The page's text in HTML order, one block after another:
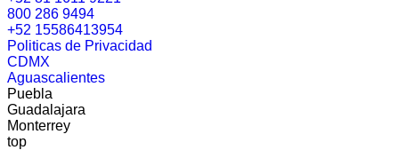
800 286 9494
+52 15586413954
Politicas de Privacidad
CDMX
Aguascalientes
Puebla
Guadalajara
Monterrey
top